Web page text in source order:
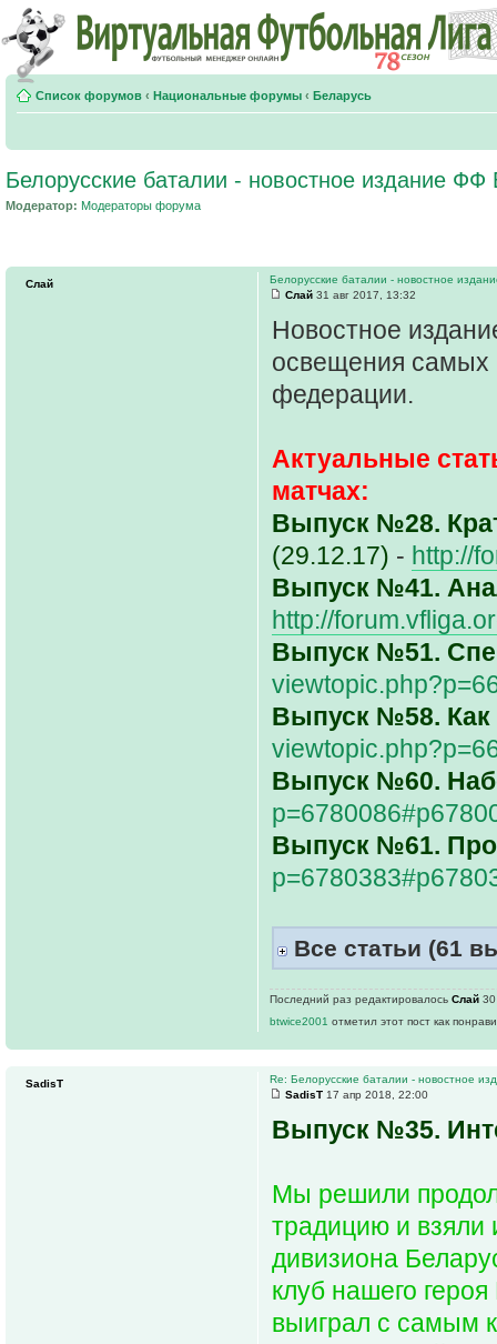
Список форумов ‹ Национальные форумы ‹ Беларусь
Белорусские баталии - новостное издание ФФ
Модератор: Модераторы форума
Белорусские баталии - новостное
Слай 31 авг 2017, 13:32
Новостное
освещения самых
федерации.
Актуальные
матчах:
Выпуск №28.
(29.12.17) - http://
Выпуск №41.
http://
Выпуск №51.
Выпуск №58. Как
Выпуск №60.
Выпуск №61.
Все статьи (61
Последний раз редактировалось Слай 30
btwice2001 отметил этот пост как
Слай
Re: Белорусские баталии - новостное
SadisT 17 апр 2018, 22:00
Выпуск №35.
Мы решили
традицию и взяли
дивизиона
клуб нашего
выиграл с самым
SadisT